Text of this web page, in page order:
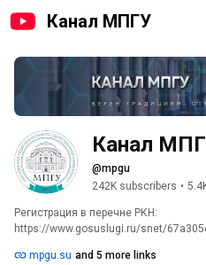
Канал МПГУ
Канал
@mpgu
242K subscribers •
Регистрация в перечне РКН:
https://www.gosuslugi.ru/snet/
mpgu.su and 5 more links